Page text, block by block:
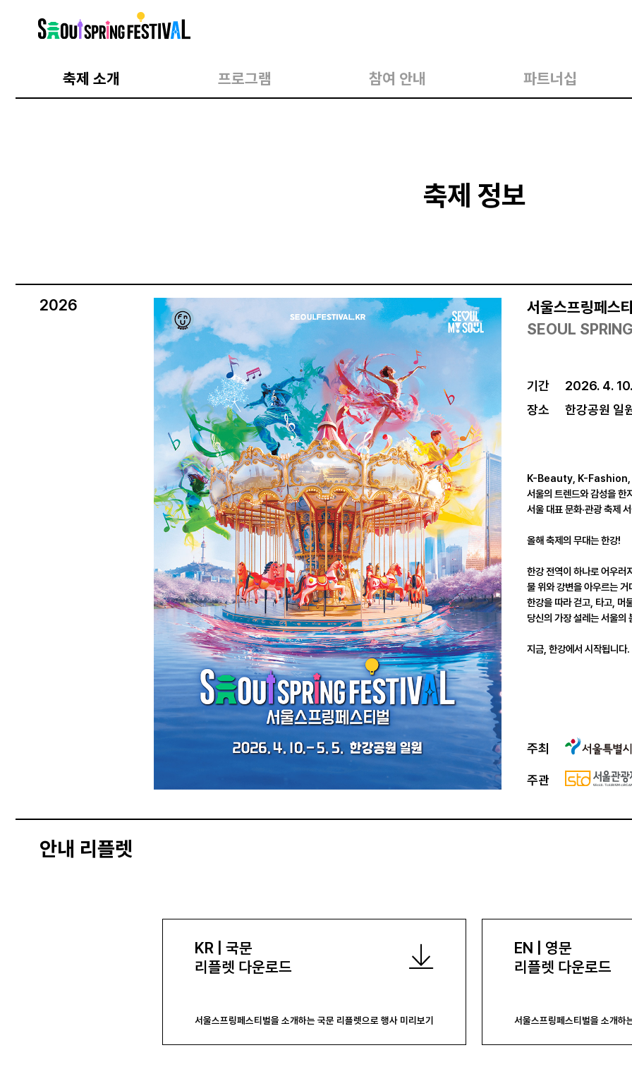
축제 소개 프로그램 참여 안내 파트너십
축제 정보
2026
서울스프링페스
SEOUL
기간
2026. 4.
장소
한강공원 일
K-Beauty, K-Fashion,
서울의 트렌드와 감성을 한
서울 대표 문화·관광 축제
올해 축제의 무대는 한강!
한강 전역이 하나로 어우러
물 위와 강변을 아우르는
한강을 따라 걷고, 타고, 머
당신의 가장 설레는 서울의
지금, 한강에서 시작됩니다.
주최
주관
안내 리플렛
KR | 국문
리플렛 다운로드
서울스프링페스티벌을 소개하는 국문 리플렛으로 행사 미리보기
EN | 영문
리플렛 다운로드
서울스프링페스티벌을 소개하